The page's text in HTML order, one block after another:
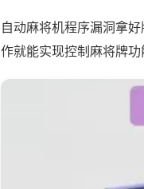
自动麻将机程序漏洞拿
作就能实现控制麻将牌功